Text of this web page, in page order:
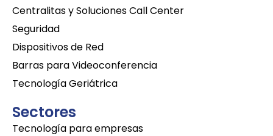
Centralitas y Soluciones Call Center
Seguridad
Dispositivos de Red
Barras para Videoconferencia
Tecnología Geriátrica
Sectores
Tecnología para empresas